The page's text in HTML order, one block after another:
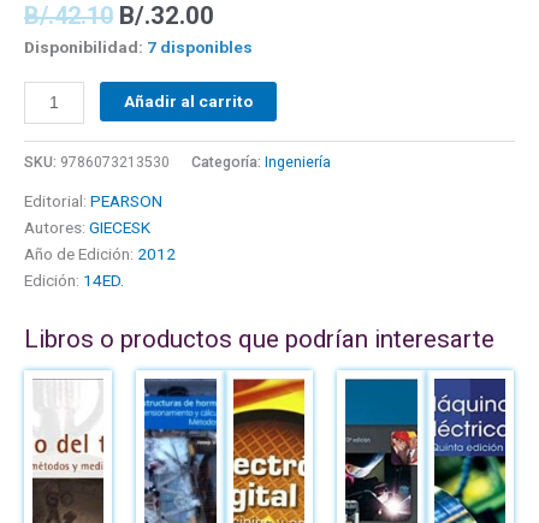
B/.42.10 B/.32.00
Disponibilidad: 7 disponibles
Añadir al carrito
SKU: 9786073213530 Categoría: Ingeniería
Editorial: PEARSON
Autores: GIECESK
Año de Edición: 2012
Edición: 14ED.
Libros o productos que podrían interesarte